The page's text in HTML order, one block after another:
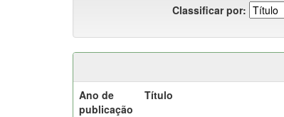
Classificar por:
Ano de
publicação
Título